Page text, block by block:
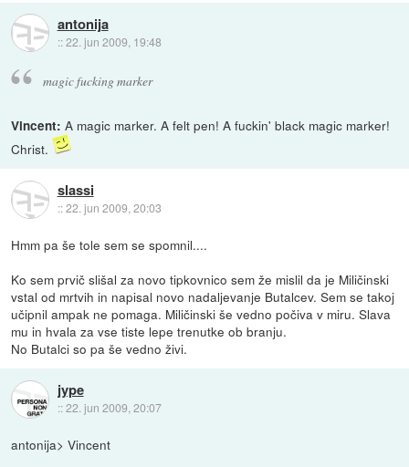
antonija
::22. jun 2009, 19:48
magic fucking marker
Vincent: A magic marker. A felt pen! A fuckin' black magic marker!
Christ.
slassi
::22. jun 2009, 20:03
Hmm pa še tole sem se spomnil....
Ko sem prvič slišal za novo tipkovnico sem že mislil da je Miličinski
vstal od mrtvih in napisal novo nadaljevanje Butalcev. Sem se takoj
učipnil ampak ne pomaga. Miličinski še vedno počiva v miru. Slava
mu in hvala za vse tiste lepe trenutke ob branju.
No Butalci so pa še vedno živi.
jype
::22. jun 2009, 20:07
antonija> Vincent